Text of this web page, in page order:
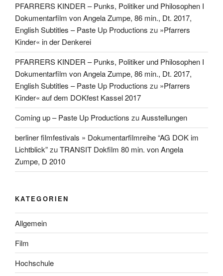
PFARRERS KINDER – Punks, Politiker und Philosophen I
Dokumentarfilm von Angela Zumpe, 86 min., Dt. 2017,
English Subtitles – Paste Up Productions zu »Pfarrers
Kinder« in der Denkerei
PFARRERS KINDER – Punks, Politiker und Philosophen I
Dokumentarfilm von Angela Zumpe, 86 min., Dt. 2017,
English Subtitles – Paste Up Productions zu »Pfarrers
Kinder« auf dem DOKfest Kassel 2017
Coming up – Paste Up Productions zuAusstellungen
berliner filmfestivals » Dokumentarfilmreihe “AG DOK im
Lichtblick”zuTRANSIT Dokfilm 80 min. von Angela
Zumpe, D 2010
KATEGORIEN
Allgemein
Film
Hochschule